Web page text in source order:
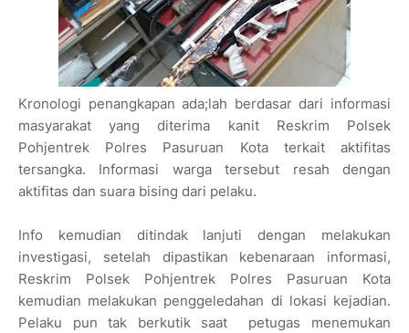
Kronologi penangkapan ada;lah berdasar dari informasi
masyarakat yang diterima kanit Reskrim Polsek
Pohjentrek Polres Pasuruan Kota terkait aktifitas
tersangka. Informasi warga tersebut resah dengan
aktifitas dan suara bising dari pelaku.
Info kemudian ditindak lanjuti dengan melakukan
investigasi, setelah dipastikan kebenaraan informasi,
Reskrim Polsek Pohjentrek Polres Pasuruan Kota
kemudian melakukan penggeledahan di lokasi kejadian.
Pelaku pun tak berkutik saat petugas menemukan